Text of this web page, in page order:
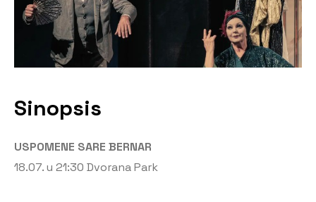
Sinopsis
USPOMENE SARE BERNAR
18.07. u 21:30 Dvorana Park